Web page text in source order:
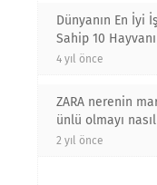
Dünyanın En İyi
Sahip 10 Hayvanı
4 yıl önce
ZARA nerenin
ünlü olmayı
2 yıl önce